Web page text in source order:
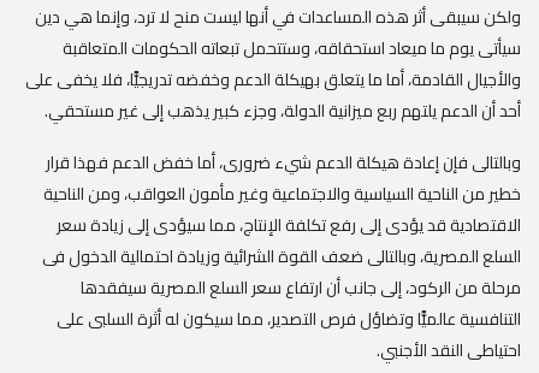
ولكن سيبقى أثر هذه المساعدات في أنها ليست منح لا ترد، وإنما هي دين
سيأتى يوم ما ميعاد استحقاقه، وستتحمل تبعاته الحكومات المتعاقبة
والأجيال القادمة، أما ما يتعلق بهيكلة الدعم وخفضه تدريجيًّا، فلا يخفى على
أحد أن الدعم يلتهم ربع ميزانية الدولة، وجزء كبير يذهب إلى غير مستحقي.
وبالتالى فإن إعادة هيكلة الدعم شيء ضرورى، أما خفض الدعم فهذا قرار
خطير من الناحية السياسية والاجتماعية وغير مأمون العواقب، ومن الناحية
الاقتصادية قد يؤدى إلى رفع تكلفة الإنتاج، مما سيؤدى إلى زيادة سعر
السلع المصرية، وبالتالى ضعف القوة الشرائية وزيادة احتمالية الدخول فى
مرحلة من الركود، إلى جانب أن ارتفاع سعر السلع المصرية سيفقدها
التنافسية عالميًّا وتضاؤل فرص التصدير، مما سيكون له أثرة السلبى على
احتياطى النقد الأجنبي.